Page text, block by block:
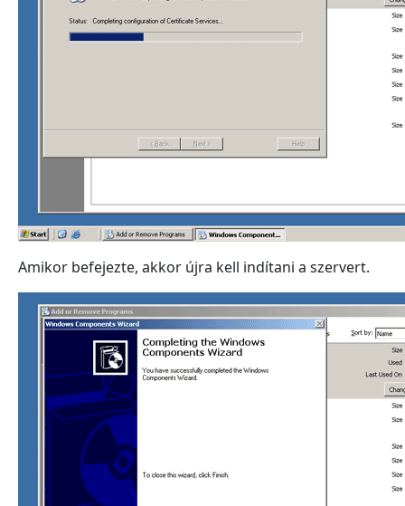
Amikor befejezte, akkor újra kell indítani a szervert.